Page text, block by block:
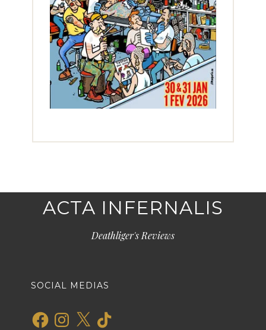
ACTA INFERNALIS
Deathliger's Reviews
SOCIAL MEDIAS
FacebookInstagram
X TikTok